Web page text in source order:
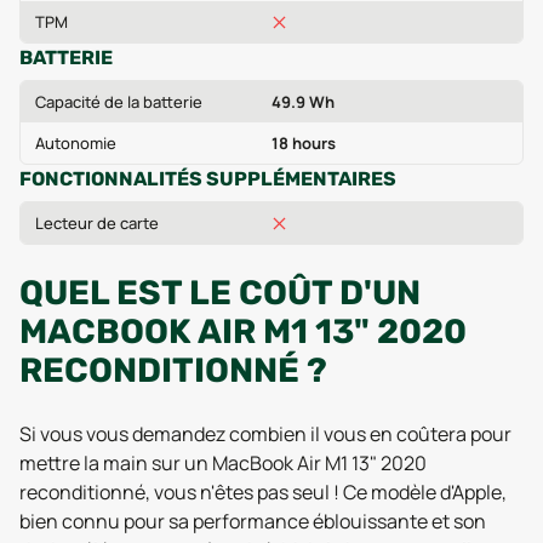
TPM
BATTERIE
Capacité de la batterie
49.9 Wh
Autonomie
18 hours
FONCTIONNALITÉS SUPPLÉMENTAIRES
Lecteur de carte
QUEL EST LE COÛT D'UN
MACBOOK AIR M1 13" 2020
RECONDITIONNÉ ?
Si vous vous demandez combien il vous en coûtera pour
mettre la main sur un MacBook Air M1 13" 2020
reconditionné, vous n'êtes pas seul ! Ce modèle d'Apple,
bien connu pour sa performance éblouissante et son